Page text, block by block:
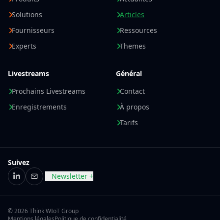
Solutions
Fournisseurs
Experts
Articles
Ressources
Themes
Livestreams
Prochains Livestreams
Enregistrements
Général
Contact
À propos
Tarifs
Suivez
LinkedIn
E-mailNewsletter +
© 2026 Think WIoT Group